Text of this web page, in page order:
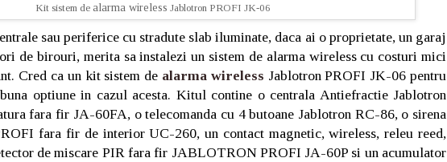
Kit sistem de alarma wireless Jablotron PROFI JK-06
sau periferice cu stradute slab iluminate, daca ai o proprietate, un garaj
de birouri, merita sa instalezi un sistem de alarma wireless cu costuri mici
Cred ca un kit sistem de alarma wireless Jablotron PROFI JK-06 pentru
optiune in cazul acesta. Kitul contine o centrala Antiefractie Jablotron
fara fir JA-60FA, o telecomanda cu 4 butoane Jablotron RC-86, o sirena
fara fir de interior UC-260, un contact magnetic, wireless, releu reed,
de miscare PIR fara fir JABLOTRON PROFI JA-60P si un acumulator